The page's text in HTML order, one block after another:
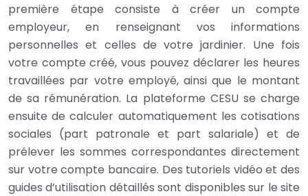
première étape consiste à créer un compte
employeur, en renseignant vos informations
personnelles et celles de votre jardinier. Une fois
votre compte créé, vous pouvez déclarer les heures
travaillées par votre employé, ainsi que le montant
de sa rémunération. La plateforme CESU se charge
ensuite de calculer automatiquement les cotisations
sociales (part patronale et part salariale) et de
prélever les sommes correspondantes directement
sur votre compte bancaire. Des tutoriels vidéo et des
guides d’utilisation détaillés sont disponibles sur le site